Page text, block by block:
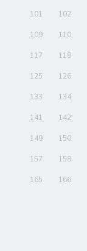
101 102
109 110
117 118
125 126
133 134
141 142
149 150
157 158
165 166